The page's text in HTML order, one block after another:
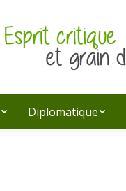
Diplomatique